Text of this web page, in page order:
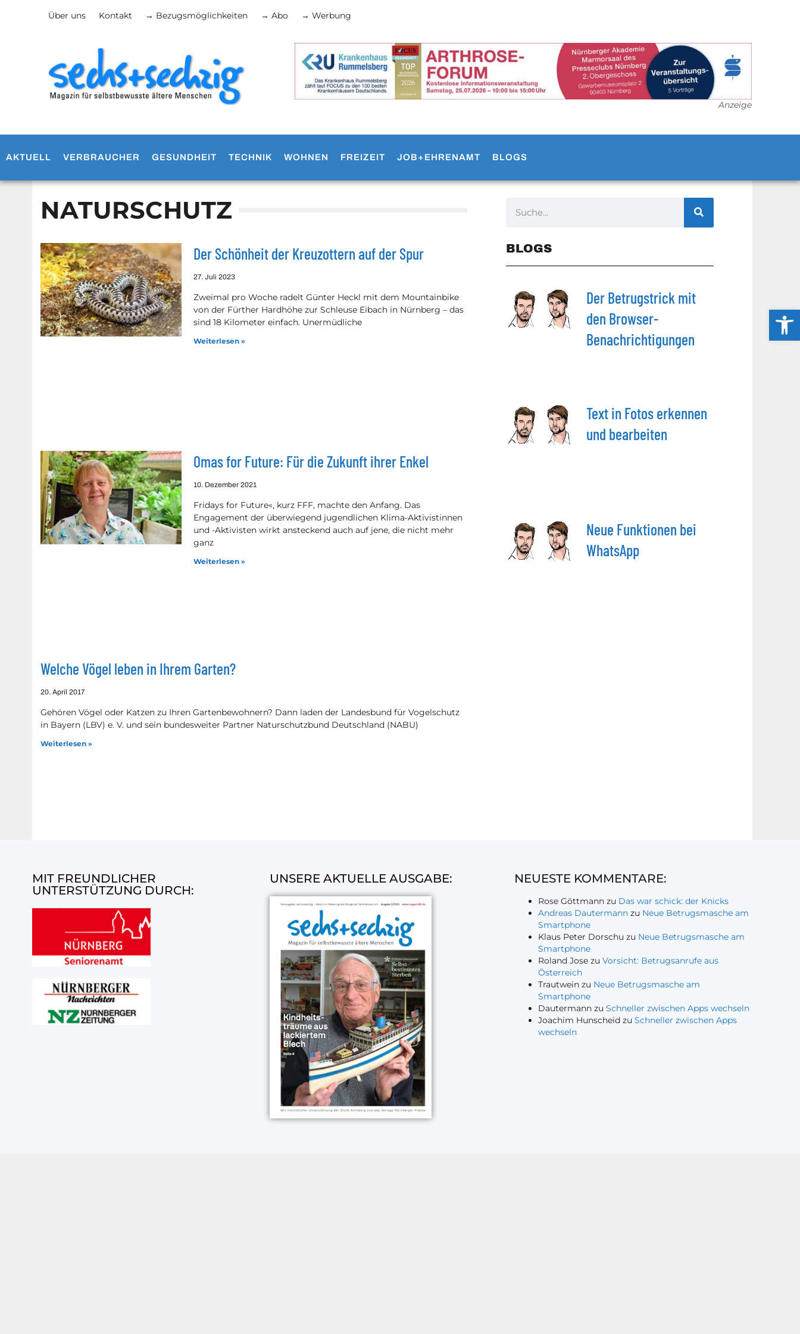
Über uns Kontakt → Bezugsmöglichkeiten → Abo → Werbung
Anzeige
AKTUELL VERBRAUCHER GESUNDHEIT TECHNIK WOHNEN FREIZEIT JOB+EHRENAMT BLOGS
NATURSCHUTZ
Der Schönheit der Kreuzottern auf der Spur
27. Juli 2023
Zweimal pro Woche radelt Günter Heckl mit dem Mountainbike
von der Fürther Hardhöhe zur Schleuse Eibach in Nürnberg – das
sind 18 Kilometer einfach. Unermüdliche
Weiterlesen »
Omas for Future: Für die Zukunft ihrer Enkel
10. Dezember 2021
Fridays for Future«, kurz FFF, machte den Anfang. Das
Engagement der überwiegend jugendlichen Klima-Aktivistinnen
und -Aktivisten wirkt ansteckend auch auf jene, die nicht mehr
ganz
Weiterlesen »
Welche Vögel leben in Ihrem Garten?
20. April 2017
Gehören Vögel oder Katzen zu Ihren Gartenbewohnern? Dann laden der Landesbund für Vogelschutz
in Bayern (LBV) e. V. und sein bundesweiter Partner Naturschutzbund Deutschland (NABU)
Weiterlesen »
BLOGS
Der Betrugstrick mit
den Browser-
Benachrichtigungen
Text in Fotos erkennen
und bearbeiten
Neue Funktionen bei
WhatsApp
MIT FREUNDLICHER
UNTERSTÜTZUNG DURCH:
UNSERE AKTUELLE AUSGABE: NEUESTE KOMMENTARE:
Rose Göttmann zu Das war schick: der Knicks
Andreas Dautermann zu Neue Betrugsmasche am
Smartphone
Klaus Peter Dorschu zu Neue Betrugsmasche am
Smartphone
Roland Jose zuVorsicht: Betrugsanrufe aus
Österreich
Trautwein zu Neue Betrugsmasche am
Smartphone
Dautermann zuSchneller zwischen Apps wechseln
Joachim Hunscheid zuSchneller zwischen Apps
wechseln